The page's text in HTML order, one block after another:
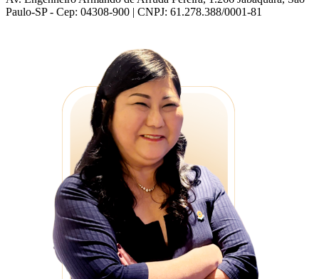
Paulo-SP - Cep: 04308-900 | CNPJ: 61.278.388/0001-81